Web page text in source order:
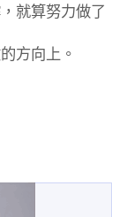
就算努力做了
方向上。